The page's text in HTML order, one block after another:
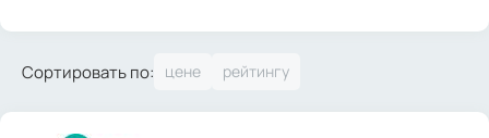
Сортировать по: